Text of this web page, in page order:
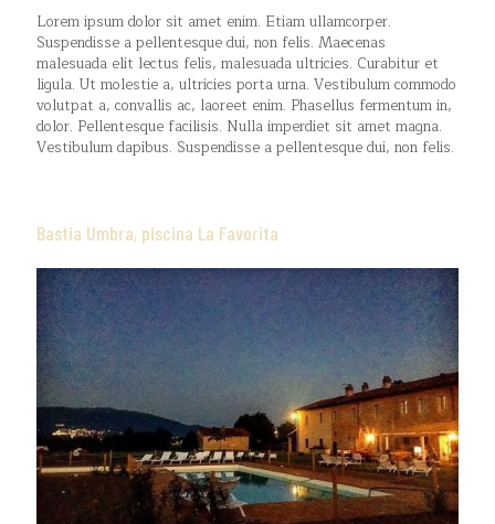
Lorem ipsum dolor sit amet enim. Etiam ullamcorper.
Suspendisse a pellentesque dui, non felis. Maecenas
malesuada elit lectus felis, malesuada ultricies. Curabitur et
ligula. Ut molestie a, ultricies porta urna. Vestibulum commodo
volutpat a, convallis ac, laoreet enim. Phasellus fermentum in,
dolor. Pellentesque facilisis. Nulla imperdiet sit amet magna.
Vestibulum dapibus. Suspendisse a pellentesque dui, non felis.
Bastia Umbra, piscina La Favorita